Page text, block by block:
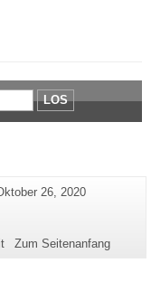
LOS
26, 2020
Zum Seitenanfang